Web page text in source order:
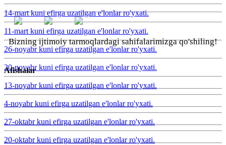
14-mart kuni efirga uzatilgan e'lonlar ro'yxati.
11-mart kuni efirga uzatilgan e'lonlar ro'yxati.
26-noyabr kuni efirga uzatilgan e'lonlar ro'yxati.
20-noyabr kuni efirga uzatilgan e'lonlar ro'yxati.
13-noyabr kuni efirga uzatilgan e'lonlar ro'yxati.
4-noyabr kuni efirga uzatilgan e'lonlar ro'yxati.
27-oktabr kuni efirga uzatilgan e'lonlar ro'yxati.
20-oktabr kuni efirga uzatilgan e'lonlar ro'yxati.
Bizning ijtimoiy tarmoqlardagi sahifalarimizga qo'shiling!
Afishalar